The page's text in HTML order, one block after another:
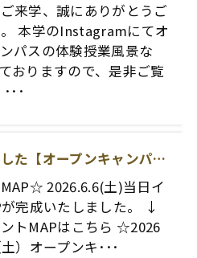
来学、誠にありがとうご
本学のInstagramにてオ
パスの体験授業風景な
おりますので、是非ご覧
･･
※終了しました【オープンキャンパス】2026.6.6(SAT)開催！
2026.6.6(土)当日イ
完成いたしました。 ↓
トMAPはこちら ☆2026
）オープンキ･･･